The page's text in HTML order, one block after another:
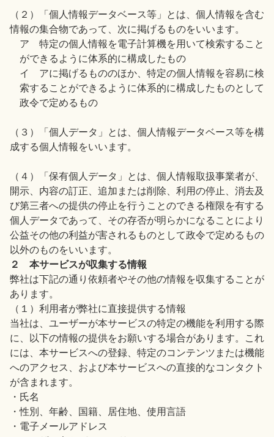
（２）「個人情報データベース等」とは、個人情報を含む
情報の集合物であって、次に掲げるものをいいます。
ア 特定の個人情報を電子計算機を用いて検索すること
ができるように体系的に構成したもの
イ アに掲げるもののほか、特定の個人情報を容易に検
索することができるように体系的に構成したものとして
政令で定めるもの
（３）「個人データ」とは、個人情報データベース等を構
成する個人情報をいいます。
（４）「保有個人データ」とは、個人情報取扱事業者が、
開示、内容の訂正、追加または削除、利用の停止、消去及
び第三者への提供の停止を行うことのできる権限を有する
個人データであって、その存否が明らかになることにより
公益その他の利益が害されるものとして政令で定めるもの
以外のものをいいます。
２ 本サービスが収集する情報
弊社は下記の通り依頼者やその他の情報を収集することが
あります。
（１）利用者が弊社に直接提供する情報
当社は、ユーザーが本サービスの特定の機能を利用する際
に、以下の情報の提供をお願いする場合があります。これ
には、本サービスへの登録、特定のコンテンツまたは機能
へのアクセス、および本サービスへの直接的なコンタクト
が含まれます。
・氏名
・性別、年齢、国籍、居住地、使用言語
・電子メールアドレス